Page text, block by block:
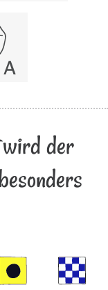
der